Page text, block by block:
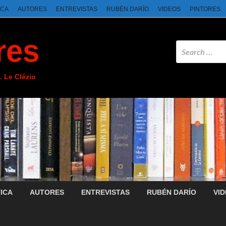
AUTORES ENTREVISTAS RUBÉN DARÍO VIDEOS PINTORES
Le Clézio
AUTORES ENTREVISTAS RUBÉN DARÍO